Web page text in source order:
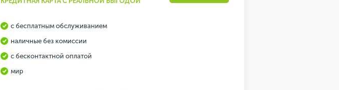
с бесплатным обслуживанием
наличные без комиссии
с бесконтактной оплатой
мир